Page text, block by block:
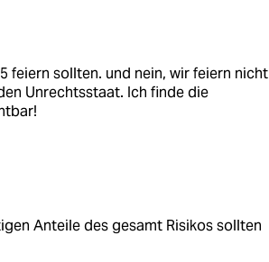
feiern sollten. und nein, wir feiern nicht
Unrechtsstaat. Ich finde die
Anteile des gesamt Risikos sollten